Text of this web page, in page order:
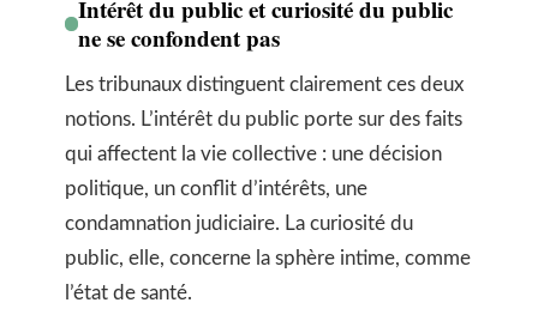
Intérêt du public et curiosité du public
ne se confondent pas
Les tribunaux distinguent clairement ces deux
notions. L’intérêt du public porte sur des faits
qui affectent la vie collective : une décision
politique, un conflit d’intérêts, une
condamnation judiciaire. La curiosité du
public, elle, concerne la sphère intime, comme
l’état de santé.